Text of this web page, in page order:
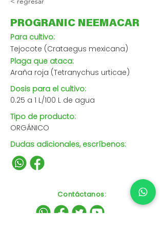
PROGRANIC NEEMACAR
Para cultivo:
Tejocote (Crataegus mexicana)
Plaga que ataca:
Araña roja (Tetranychus urticae)
Dosis para el cultivo:
0.25 a 1 L/100 L de agua
Tipo de producto:
ORGÁNICO
Dudas adicionales, escríbenos:
Contáctanos: